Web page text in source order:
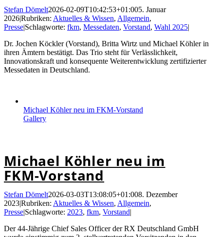
Stefan Dömelt2026-02-09T10:42:53+01:005. Januar
2026|Rubriken: Aktuelles & Wissen, Allgemein,
Presse|Schlagworte: fkm, Messedaten, Vorstand, Wahl 2025|
Dr. Jochen Köckler (Vorstand), Britta Wirtz und Michael Köhler in
ihren Ämtern bestätigt. Das Trio steht für Verlässlichkeit,
Innovationskraft und konsequente Weiterentwicklung zertifizierter
Messedaten in Deutschland.
Michael Köhler neu im FKM-Vorstand
Gallery
Michael Köhler neu im
FKM-Vorstand
Stefan Dömelt2026-03-03T13:08:05+01:008. Dezember
2023|Rubriken: Aktuelles & Wissen, Allgemein,
Presse|Schlagworte: 2023, fkm, Vorstand|
Der 44-Jährige Chief Sales Officer der RX Deutschland GmbH